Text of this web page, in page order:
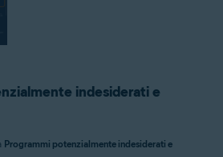
indesiderati e
Programmi potenzialmente indesiderati e